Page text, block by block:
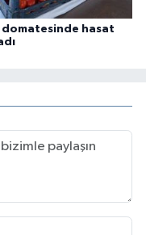
domatesinde hasat